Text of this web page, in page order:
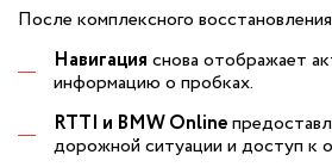
После комплексного
Навигация снова отображает
информацию о пробках.
RTTI и BMW Online
дорожной ситуации и доступ к